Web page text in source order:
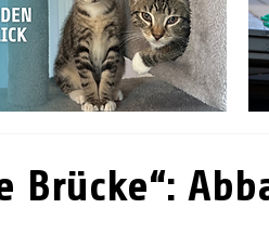
Brücke“: